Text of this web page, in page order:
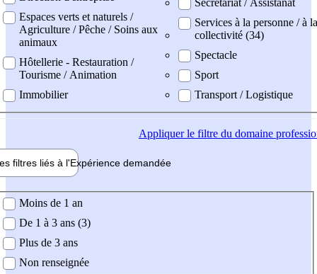
Espaces verts et naturels /
Agriculture / Pêche / Soins aux
animaux
Hôtellerie - Restauration /
Tourisme / Animation
Immobilier
Services à la personne / à la
collectivité (34)
Spectacle
Sport
Transport / Logistique
Appliquerle filtre du domaine
filtres liés à l'Expérience demandée
demandée
Moins de 1 an
De 1 à 3 ans (3)
Plus de 3 ans
Non renseignée